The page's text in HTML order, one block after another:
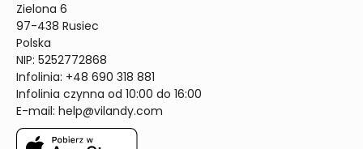
Zielona 6
97-438 Rusiec
Polska
NIP: 5252772868
Infolinia: +48 690 318 881
Infolinia czynna od 10:00 do 16:00
E-mail: help@vilandy.com